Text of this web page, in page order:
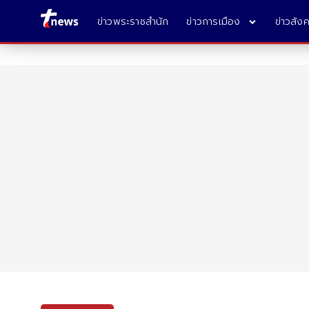
ข่าวพระราชสำนัก ข่าวการเมือง ข่าวสัง